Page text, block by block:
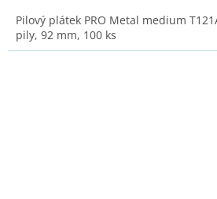
Pilový plátek PRO Metal medium
pily, 92 mm, 100 ks